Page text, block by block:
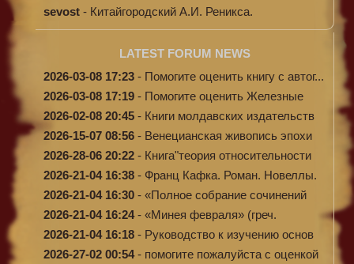
sevost - Китайгородский А.И. Реникса.
LATEST FORUM NEWS
2026-03-08 17:23 - Помогите оценить книгу с автог...
2026-03-08 17:19 - Помогите оценить Железные
доро...
2026-02-08 20:45 - Книги молдавских издательств
2026-15-07 08:56 - Венецианская живопись эпохи
Во...
2026-28-06 20:22 - Книга"теория относительности
и...
2026-21-04 16:38 - Франц Кафка. Роман. Новеллы.
П...
2026-21-04 16:30 - «Полное собрание сочинений
А.Н...
2026-21-04 16:24- «Минея февраля» (греч.
Μηναίον...
2026-21-04 16:18 - Руководство к изучению основ
к...
2026-27-02 00:54- помогите пожалуйста с оценкой